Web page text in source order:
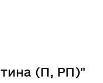
(П, РП)"